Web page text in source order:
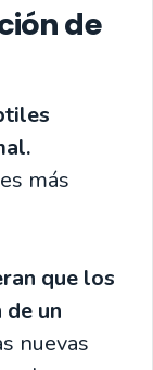
de
más
que los
un
nuevas